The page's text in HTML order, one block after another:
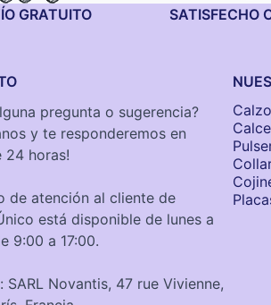
GRATUITO SATISFECHO
pregunta o sugerencia?
y te responderemos en
24 horas!
de atención al cliente de
está disponible de lunes a
9:00 a 17:00.
SARL Novantis, 47 rue Vivienne,